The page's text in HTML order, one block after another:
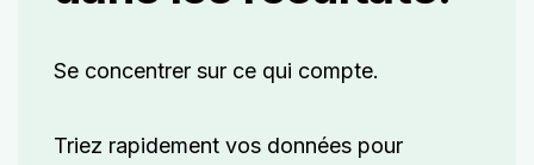
Se concentrer sur ce qui compte.
Triez rapidement vos données pour